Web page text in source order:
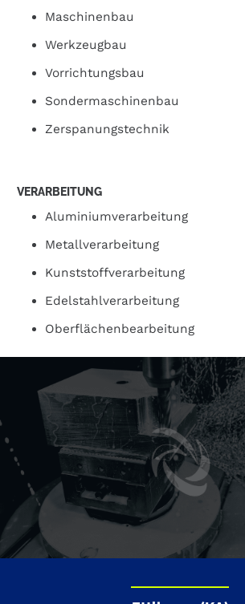
Maschinenbau
Werkzeugbau
Vorrichtungsbau
Sondermaschinenbau
Zerspanungstechnik
VERARBEITUNG
Aluminiumverarbeitung
Metallverarbeitung
Kunststoffverarbeitung
Edelstahlverarbeitung
Oberflächenbearbeitung